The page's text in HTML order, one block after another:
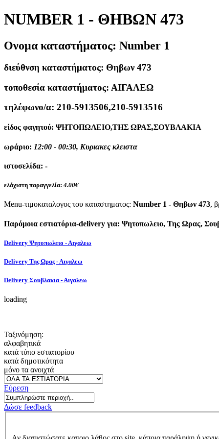
NUMBER 1 - ΘΗΒΩΝ 473
Ονομα καταστήματος: Number 1
διεύθνση καταστήματος: Θηβων 473
τοποθεσία καταστήματος: ΑΙΓΑΛΕΩ
τηλέφωνο/α: 210-5913506,210-5913516
είδος φαγητού: ΨΗΤΟΠΩΛΕΙΟ,ΤΗΣ ΩΡΑΣ,ΣΟΥΒΛΑΚΙΑ
ωράριο: 12:00 - 00:30, Κυριακες κλειστα
ιστοσελίδα: -
ελάχιστη παραγγελία: 4.00€
Menu-τιμοκαταλογος του καταστηματος: Number 1 - Θηβων 473,
Παρόμοια εστιατόρια-delivery για: Ψητοπωλειο, Της Ωρας,
Delivery Ψητοπωλειο - Αιγαλεω
Delivery Της Ωρας - Αιγαλεω
Delivery Σουβλακια - Αιγαλεω
loading
Ταξινόμηση:
αλφαβητικά
κατά τύπο εστιατορίου
κατά δημοτικότητα
μόνο τα ανοιχτά
Εύρεση
Δώσε feedback